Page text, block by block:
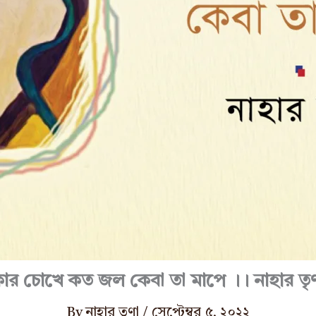
চোখে কত জল কেবা তা মাপে ।। নাহার
Byনাহার তৃণা / সেপ্টেম্বর ৫, ২০২২